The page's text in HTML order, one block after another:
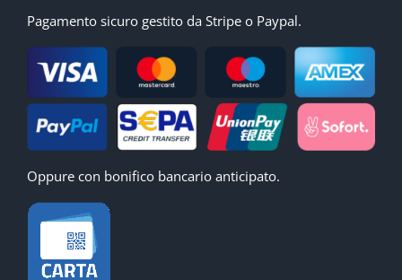
Pagamento sicuro gestito da Stripe o Paypal.
Oppure con bonifico bancario anticipato.